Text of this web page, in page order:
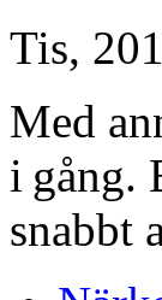
Tis,
Med
i gång.
snabbt